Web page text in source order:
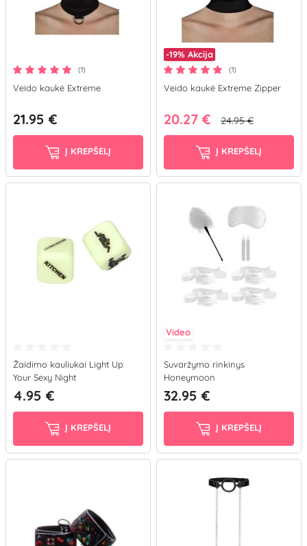
(1)
Veido kaukė Extreme
21.95 €
Į KREPŠELĮ
-19% Akcija
(1)
Veido kaukė Extreme Zipper
20.27 € 24.95 €
Į KREPŠELĮ
Žaidimo kauliukai Light Up
Your Sexy Night
4.95 €
Į KREPŠELĮ
Video
Suvaržymo rinkinys
Honeymoon
32.95 €
Į KREPŠELĮ